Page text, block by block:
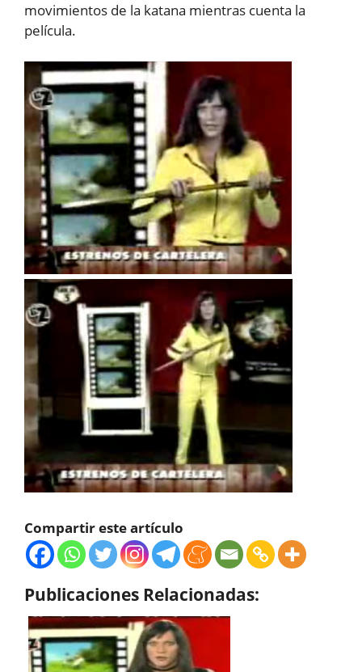
movimientos de la katana mientras cuenta la
película.
Compartir este artículo
Publicaciones Relacionadas: